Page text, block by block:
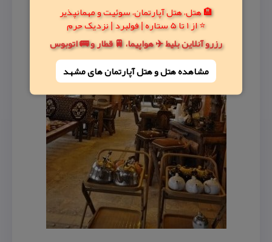
🏨 هتل، هتل آپارتمان، سوئیت و مهمانپذیر
⭐ از 1 تا 5 ستاره | فولبرد | نزدیک حرم
رزرو آنلاین بلیط ✈️ هواپیما، 🚆 قطار و 🚌 اتوبوس
مشاهده هتل و هتل‌ آپارتمان های مشهد